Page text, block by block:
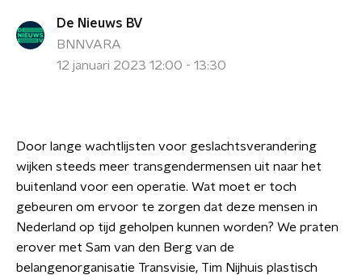
De Nieuws BV
BNNVARA
12 januari 2023 12:00 - 13:30
Door lange wachtlijsten voor geslachtsverandering
wijken steeds meer transgendermensen uit naar het
buitenland voor een operatie. Wat moet er toch
gebeuren om ervoor te zorgen dat deze mensen in
Nederland op tijd geholpen kunnen worden? We praten
erover met Sam van den Berg van de
belangenorganisatie Transvisie, Tim Nijhuis plastisch